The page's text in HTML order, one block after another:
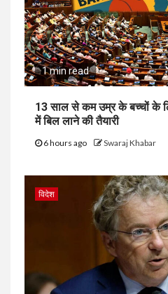
1 min read
13 साल से कम उम्र के बच्चों के
में बिल लाने की तैयारी
6 hours ago Swaraj Khabar
विदेश